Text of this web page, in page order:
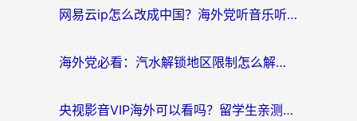
网易云ip怎么改成中国？海外党听音乐听书的无痛解决方案
海外党必看：汽水解锁地区限制怎么解除？3招解决国内影音&生活服务难题
央视影音VIP海外可以看吗？留学生亲测有效的回国加速器选择指南